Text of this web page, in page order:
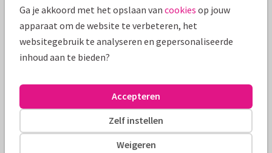
Productinformatie
Vrolijke felicitatiekaart voor een nieuwe woning, met boeket
bloemen en gereedschap in een verfblik.
Alle kaarten zijn helemaal naar wens aan te passen
Ga je akkoord met het opslaan van cookies op jouw
apparaat om de website te verbeteren, het
websitegebruik te analyseren en gepersonaliseerde
inhoud aan te bieden?
Weigeren
Zelf instellen
Accepteren